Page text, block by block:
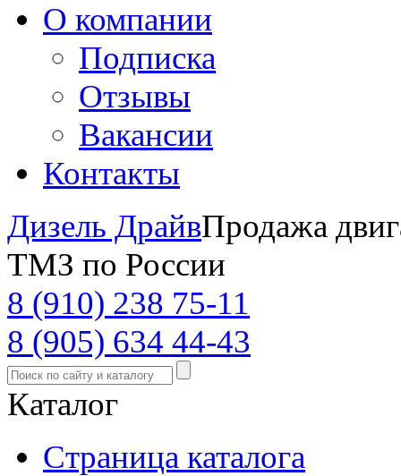
О компании
Подписка
Отзывы
Вакансии
Контакты
Дизель ДрайвПродажа
ТМЗ по России
8 (910) 238 75-11
8 (905) 634 44-43
Каталог
Страница каталога